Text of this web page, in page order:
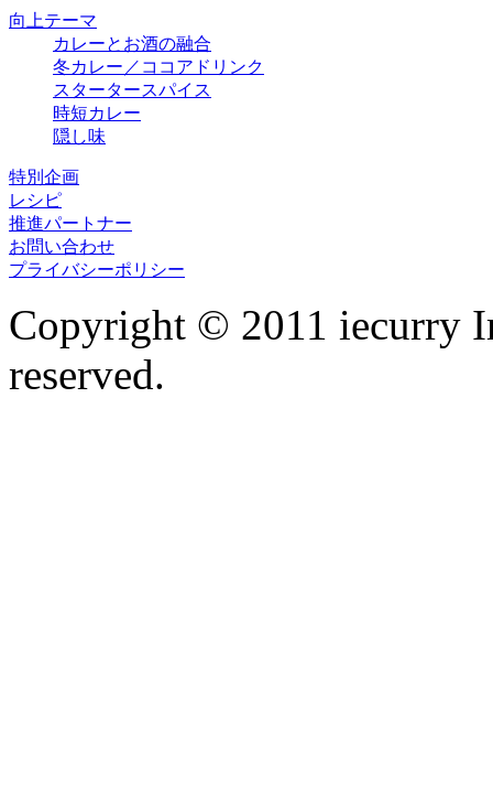
向上テーマ
カレーとお酒の融合
冬カレー／ココアドリンク
スタータースパイス
時短カレー
隠し味
特別企画
レシピ
推進パートナー
お問い合わせ
プライバシーポリシー
Copyright © 2011 iecurry
reserved.